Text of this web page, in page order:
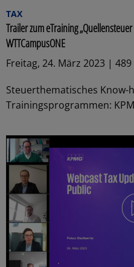
TAX
Trailer zum eTraining
WTTCampusONE
Freitag, 24. März 2023 |
Steuerthematisches
Trainingsprogrammen: